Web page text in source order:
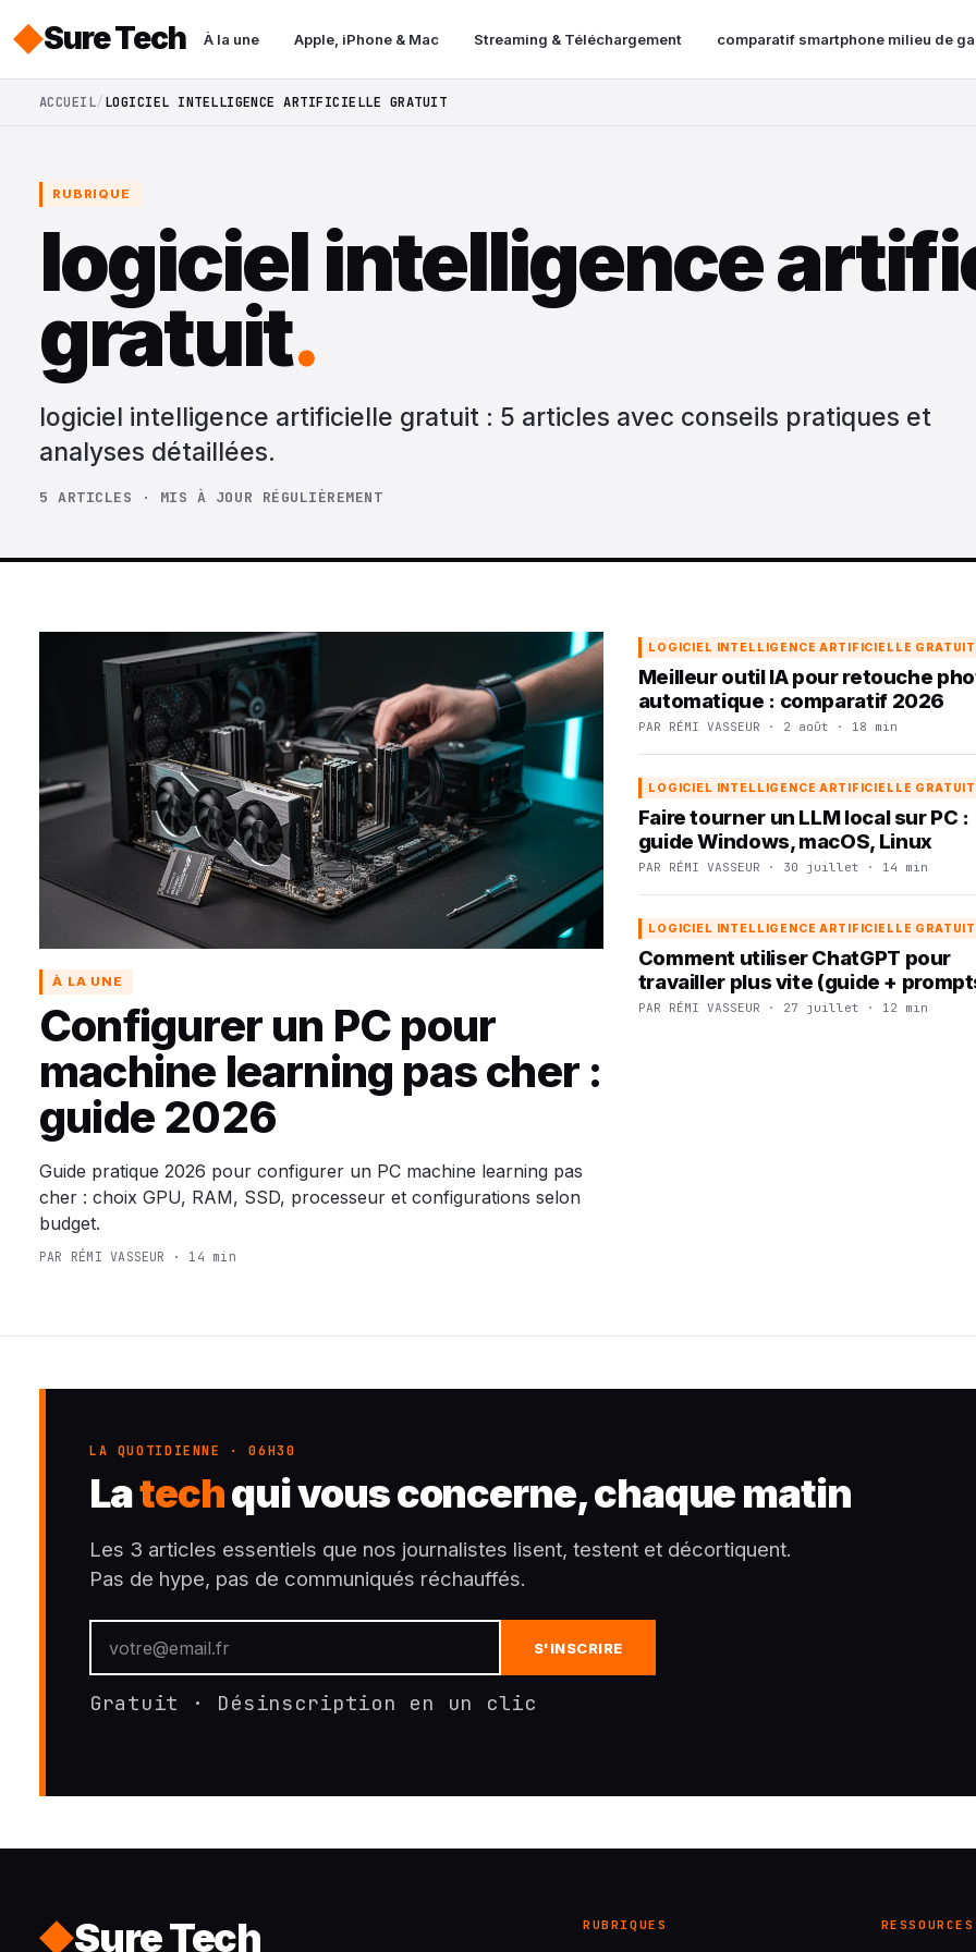
Sure Tech À la une Apple, iPhone & Mac Streaming & Téléchargement comparatif smartphone milieu de
ACCUEIL LOGICIEL INTELLIGENCE ARTIFICIELLE GRATUIT
RUBRIQUE
logiciel intelligence
gratuit.
logiciel intelligence artificielle gratuit : 5 articles avec conseils pratiques et
analyses détaillées.
5 ARTICLES · MIS À JOUR RÉGULIÈREMENT
À LA UNE
Configurer un PC pour
machine learning pas cher :
guide 2026
Guide pratique 2026 pour configurer un PC machine learning pas
cher : choix GPU, RAM, SSD, processeur et configurations selon
budget.
PAR RÉMI VASSEUR · 14 min
LOGICIEL INTELLIGENCE ARTIFICIELLE GRATUIT
Meilleur outil IA pour retouche
automatique : comparatif 2026
PAR RÉMI VASSEUR · 2 août · 18 min
LOGICIEL INTELLIGENCE ARTIFICIELLE GRATUIT
Faire tourner un LLM local sur PC :
guide Windows, macOS, Linux
PAR RÉMI VASSEUR · 30 juillet · 14 min
LOGICIEL INTELLIGENCE ARTIFICIELLE GRATUIT
Comment utiliser ChatGPT pour
travailler plus vite (guide +
PAR RÉMI VASSEUR · 27 juillet · 12 min
LA QUOTIDIENNE · 06H30
Latechqui vous concerne, chaque matin
Les 3 articles essentiels que nos journalistes lisent, testent et décortiquent.
Pas de hype, pas de communiqués réchauffés.
S'INSCRIRE
Gratuit · Désinscription en un clic
Sure Tech RUBRIQUES RESSOURCES